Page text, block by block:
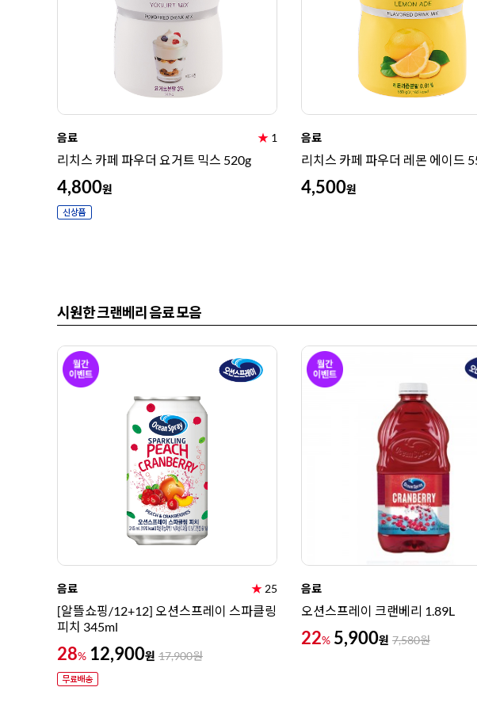
음료 ★ 1
리치스 카페 파우더 요거트 믹스 520g
4,800원
음료
리치스 카페 파우더 레몬 에이드
4,500원
시원한 크랜베리 음료 모음
음료 ★ 25
[알뜰쇼핑/12+12] 오션스프레이 스파클링
피치 345ml
28% 12,900원 17,900원
음료
오션스프레이 크랜베리 1.89L
22% 5,900원 7,580원